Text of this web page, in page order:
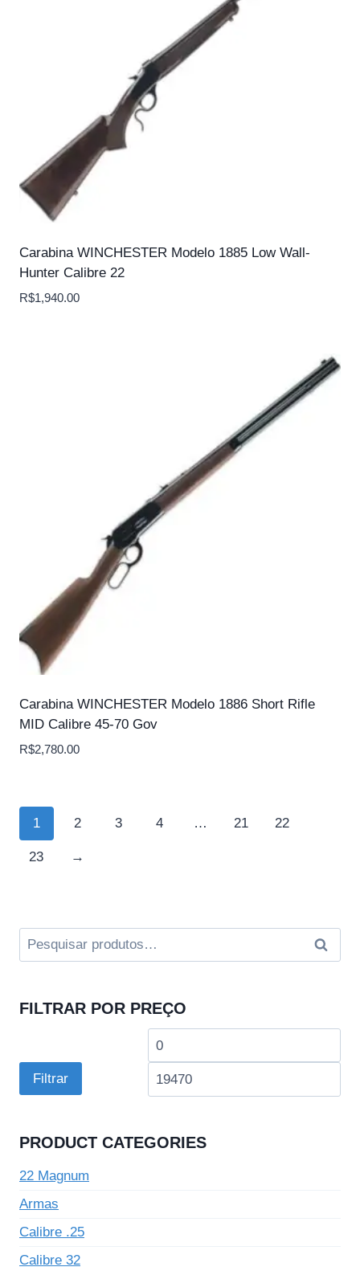
Carabina WINCHESTER Modelo 1885 Low Wall-
Hunter Calibre 22
R$1,940.00
Carabina WINCHESTER Modelo 1886 Short Rifle
MID Calibre 45-70 Gov
R$2,780.00
1 2 3 4 … 21 22
23 →
Pesquisar
por:
FILTRAR POR PREÇO
Preço
Filtrar
PRODUCT CATEGORIES
22 Magnum
Armas
Calibre .25
Calibre 32